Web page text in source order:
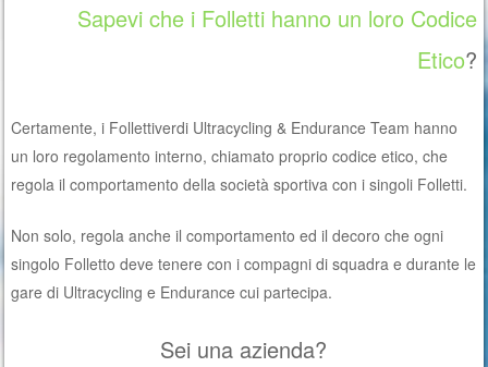
Sapevi che i Folletti hanno un loro Codice
Etico?
Certamente, i Follettiverdi Ultracycling & Endurance Team hanno
un loro regolamento interno, chiamato proprio codice etico, che
regola il comportamento della società sportiva con i singoli Folletti.
Non solo, regola anche il comportamento ed il decoro che ogni
singolo Folletto deve tenere con i compagni di squadra e durante le
gare di Ultracycling e Endurance cui partecipa.
Sei una azienda?